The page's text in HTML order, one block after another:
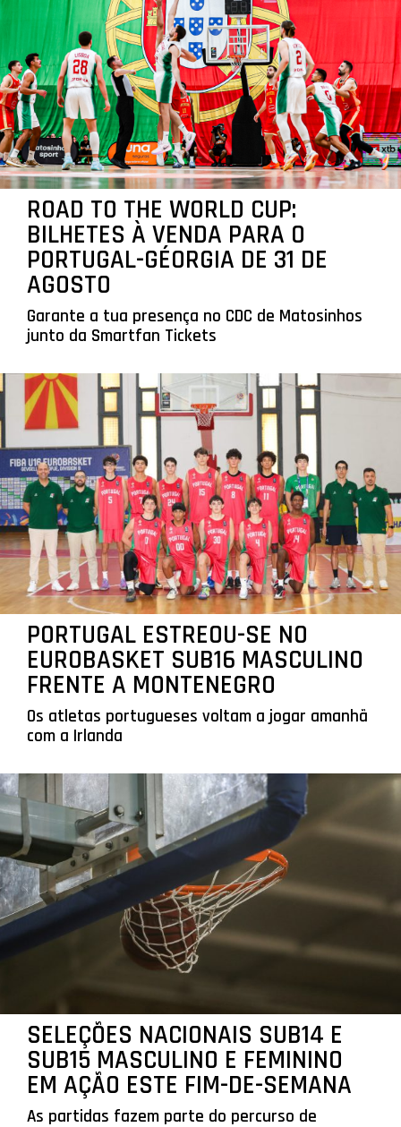
ROAD TO THE WORLD CUP:
BILHETES À VENDA PARA O
PORTUGAL-GÉORGIA DE 31 DE
AGOSTO
Garante a tua presença no CDC de Matosinhos
junto da Smartfan Tickets
PORTUGAL ESTREOU-SE NO
EUROBASKET SUB16 MASCULINO
FRENTE A MONTENEGRO
Os atletas portugueses voltam a jogar amanhã
com a Irlanda
SELEÇÕES NACIONAIS SUB14 E
SUB15 MASCULINO E FEMININO
EM AÇÃO ESTE FIM-DE-SEMANA
As partidas fazem parte do percurso de